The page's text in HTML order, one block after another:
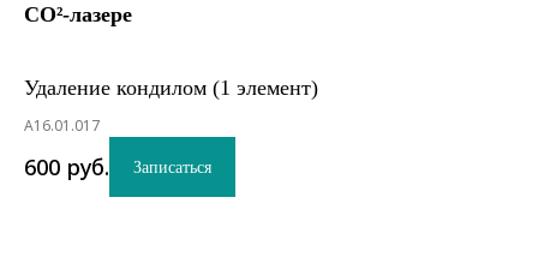
СО²-лазере
Удаление кондилом (1 элемент)
А16.01.017
600 руб. Записаться